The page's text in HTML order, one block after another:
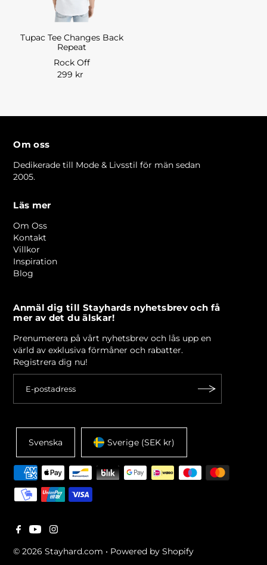
Tupac Tee Changes Back
Repeat
Rock Off
299 kr
Om oss
Dedikerade till Mode & Livsstil för män sedan
2005.
Läs mer
Om Oss
Kontakt
Villkor
Inspiration
Blog
Anmäl dig till Stayhards nyhetsbrev och få
mer av det du älskar!
Prenumerera på vårt nyhetsbrev och lås upp en
värld av exklusiva förmåner och rabatter.
Registrera dig nu!
© 2026 Stayhard.com • Powered by Shopify
Svenska Sverige (SEK kr)